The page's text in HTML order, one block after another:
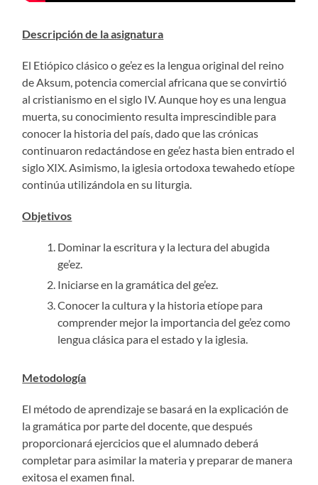
Descripción de la asignatura
El Etiópico clásico o ge’ez es la lengua original del reino
de Aksum, potencia comercial africana que se convirtió
al cristianismo en el siglo IV. Aunque hoy es una lengua
muerta, su conocimiento resulta imprescindible para
conocer la historia del país, dado que las crónicas
continuaron redactándose en ge’ez hasta bien entrado el
siglo XIX. Asimismo, la iglesia ortodoxa tewahedo etíope
continúa utilizándola en su liturgia.
Objetivos
Dominar la escritura y la lectura del abugida
ge’ez.
Iniciarse en la gramática del ge’ez.
Conocer la cultura y la historia etíope para
comprender mejor la importancia del ge’ez como
lengua clásica para el estado y la iglesia.
Metodología
El método de aprendizaje se basará en la explicación de
la gramática por parte del docente, que después
proporcionará ejercicios que el alumnado deberá
completar para asimilar la materia y preparar de manera
exitosa el examen final.